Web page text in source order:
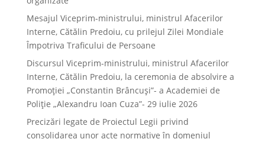
Mesajul Viceprim-ministrului, ministrul Afacerilor
Interne, Cătălin Predoiu, cu prilejul Zilei Mondiale
Împotriva Traficului de Persoane
Discursul Viceprim-ministrului, ministrul Afacerilor
Interne, Cătălin Predoiu, la ceremonia de absolvire a
Promoției „Constantin Brâncuși”- a Academiei de
Poliție „Alexandru Ioan Cuza”- 29 iulie 2026
Precizări legate de Proiectul Legii privind
consolidarea unor acte normative în domeniul